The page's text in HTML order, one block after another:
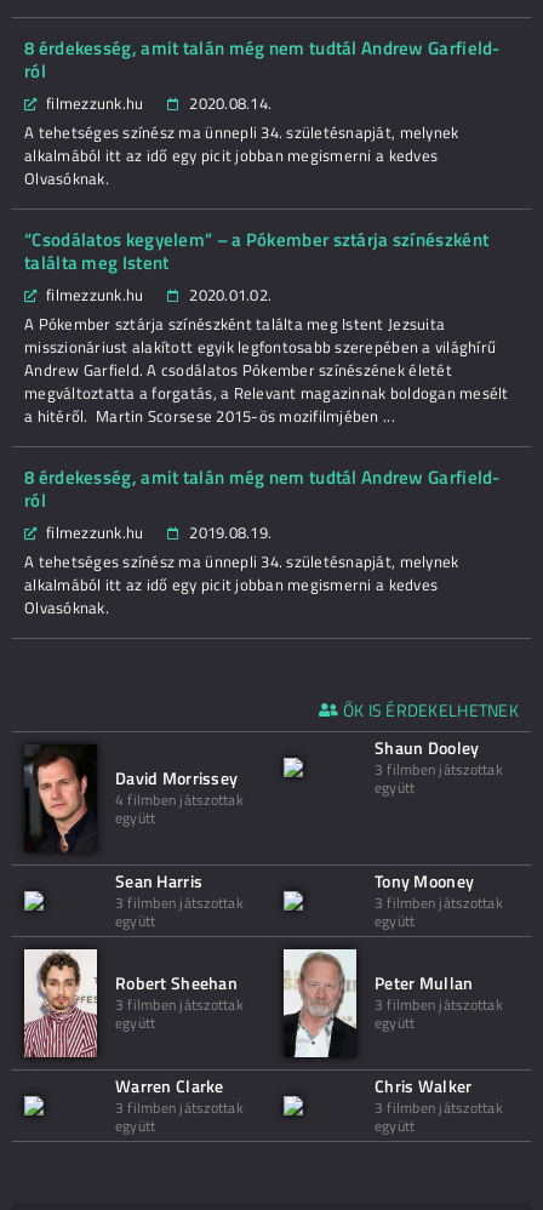
8 érdekesség, amit talán még nem tudtál Andrew Garfield-
ról
filmezzunk.hu
2020.08.14.
A tehetséges színész ma ünnepli 34. születésnapját, melynek
alkalmából itt az idő egy picit jobban megismerni a kedves
Olvasóknak.
“Csodálatos kegyelem” – a Pókember sztárja színészként
találta meg Istent
filmezzunk.hu
2020.01.02.
A Pókember sztárja színészként találta meg Istent Jezsuita
misszionáriust alakított egyik legfontosabb szerepében a világhírű
Andrew Garfield. A csodálatos Pókember színészének életét
megváltoztatta a forgatás, a Relevant magazinnak boldogan mesélt
a hitéről. Martin Scorsese 2015-ös mozifilmjében ...
8 érdekesség, amit talán még nem tudtál Andrew Garfield-
ról
filmezzunk.hu
2019.08.19.
A tehetséges színész ma ünnepli 34. születésnapját, melynek
alkalmából itt az idő egy picit jobban megismerni a kedves
Olvasóknak.
ŐK IS ÉRDEKELHETNEK
David Morrissey
4 filmben játszottak
együtt
Shaun Dooley
3 filmben játszottak
együtt
Sean Harris
3 filmben játszottak
együtt
Tony Mooney
3 filmben játszottak
együtt
Robert Sheehan
3 filmben játszottak
együtt
Peter Mullan
3 filmben játszottak
együtt
Warren Clarke
3 filmben játszottak
együtt
Chris Walker
3 filmben játszottak
együtt